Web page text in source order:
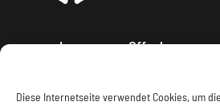
Diese Internetseite verwendet Cookies, um
Impressum, Offenlegung
Datenschutz